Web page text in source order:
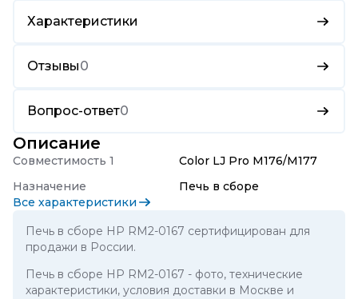
Характеристики
Отзывы0
Вопрос-ответ0
Описание
Совместимость 1
Color LJ Pro M176/M177
Назначение
Печь в сборе
Все характеристики
Печь в сборе HP RM2-0167 сертифицирован для
продажи в России.
Печь в сборе HP RM2-0167 - фото, технические
характеристики, условия доставки в Москве и